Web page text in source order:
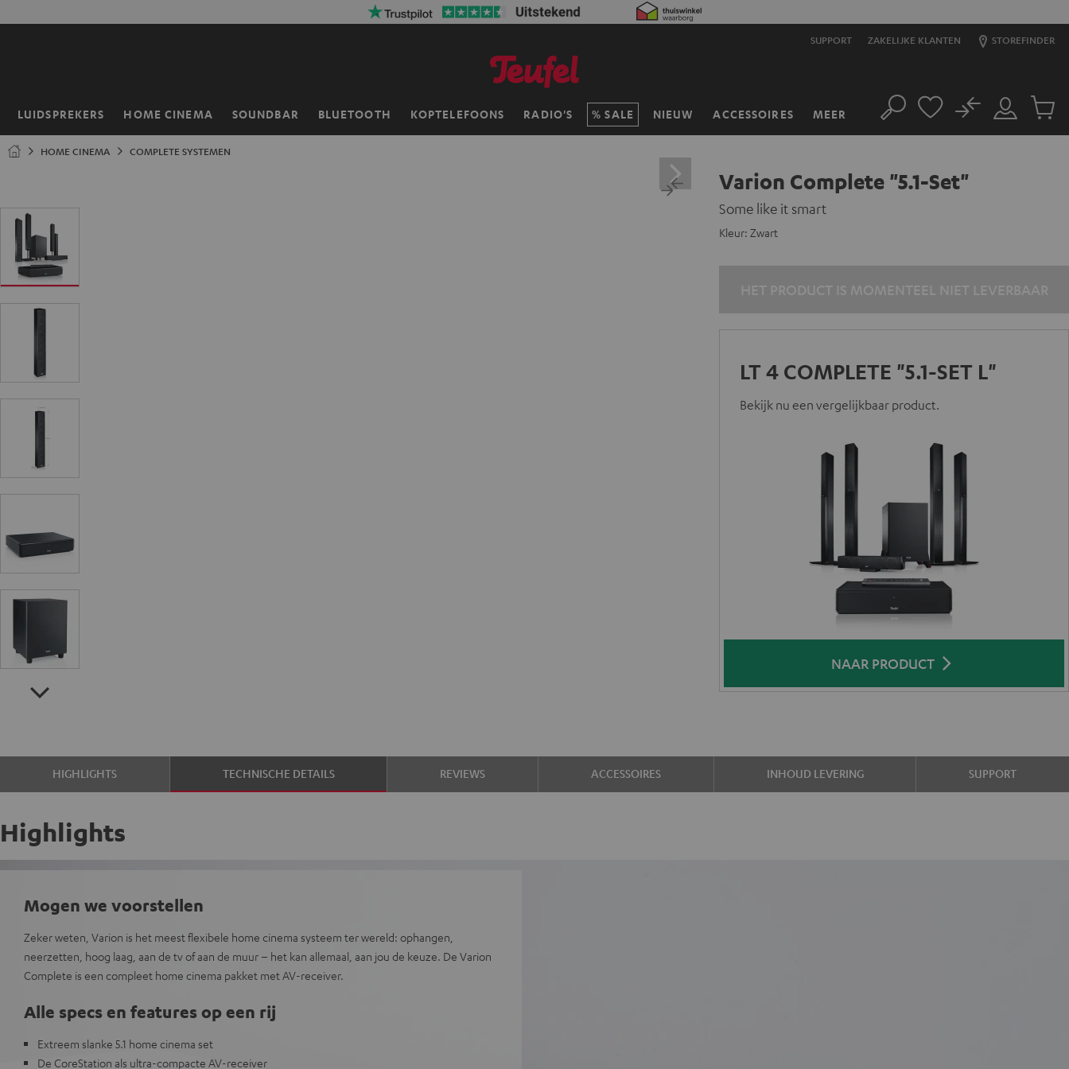
SUPPORT ZAKELIJKE KLANTEN STOREFINDER
LUIDSPREKERS HOME CINEMA SOUNDBAR BLUETOOTH KOPTELEFOONS RADIO'S SALE NIEUW ACCESSOIRES MEER
Home Zoeken
Mijn
account
No
HOME CINEMA COMPLETE SYSTEMEN
Varion Complete "5.1-Set"
Some like it smart
Kleur: Zwart
LT 4 COMPLETE "5.1-SET L"
Bekijk nu een vergelijkbaar product.
NAAR PRODUCT
HIGHLIGHTS TECHNISCHE DETAILS REVIEWS ACCESSOIRES INHOUD LEVERING SUPPORT
Highlights
Mogen we voorstellen
Zeker weten, Varion is het meest flexibele home cinema systeem ter wereld: ophangen,
neerzetten, hoog laag, aan de tv of aan de muur – het kan allemaal, aan jou de keuze. De Varion
Complete is een compleet home cinema pakket met AV-receiver.
Alle specs en features op een rij
Extreem slanke 5.1 home cinema set
De CoreStation als ultra-compacte AV-receiver